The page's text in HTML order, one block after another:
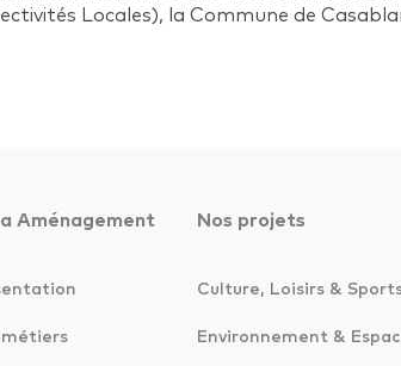
Locales), la Commune de
Aménagement
métiers
Nos projets
Culture, Loisirs &
Environnement &